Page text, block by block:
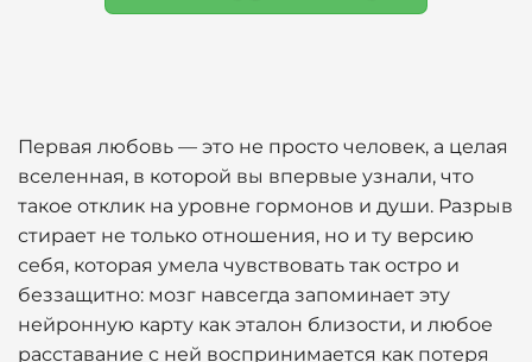
Первая любовь — это не просто человек, а целая
вселенная, в которой вы впервые узнали, что
такое отклик на уровне гормонов и души. Разрыв
стирает не только отношения, но и ту версию
себя, которая умела чувствовать так остро и
беззащитно: мозг навсегда запоминает эту
нейронную карту как эталон близости, и любое
расставание с ней воспринимается как потеря